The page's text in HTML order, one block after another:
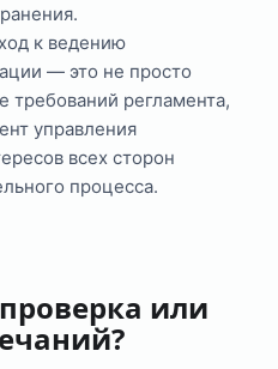
к ведению
— это не просто
регламента,
управления
всех сторон
процесса.
или